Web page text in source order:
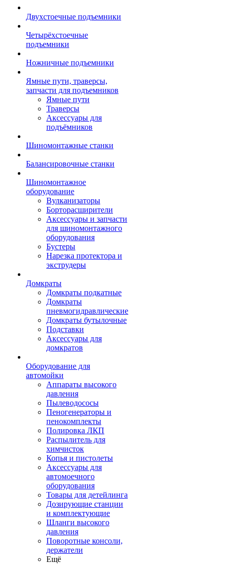
Двухстоечные подъемники
Четырёхстоечные
подъемники
Ножничные подъемники
Ямные пути, траверсы,
запчасти для подъемников
Ямные пути
Траверсы
Аксессуары для
подъёмников
Шиномонтажные станки
Балансировочные станки
Шиномонтажное
оборудование
Вулканизаторы
Борторасширители
Аксессуары и запчасти
для шиномонтажного
оборудования
Бустеры
Нарезка протектора и
экструдеры
Домкраты
Домкраты подкатные
Домкраты
пневмогидравлические
Домкраты бутылочные
Подставки
Аксессуары для
домкратов
Оборудование для
автомойки
Аппараты высокого
давления
Пылеводососы
Пеногенераторы и
пенокомплекты
Полировка ЛКП
Распылитель для
химчисток
Копья и пистолеты
Аксессуары для
автомоечного
оборудования
Товары для детейлинга
Дозирующие станции
и комплектующие
Шланги высокого
давления
Поворотные консоли,
держатели
Ещё